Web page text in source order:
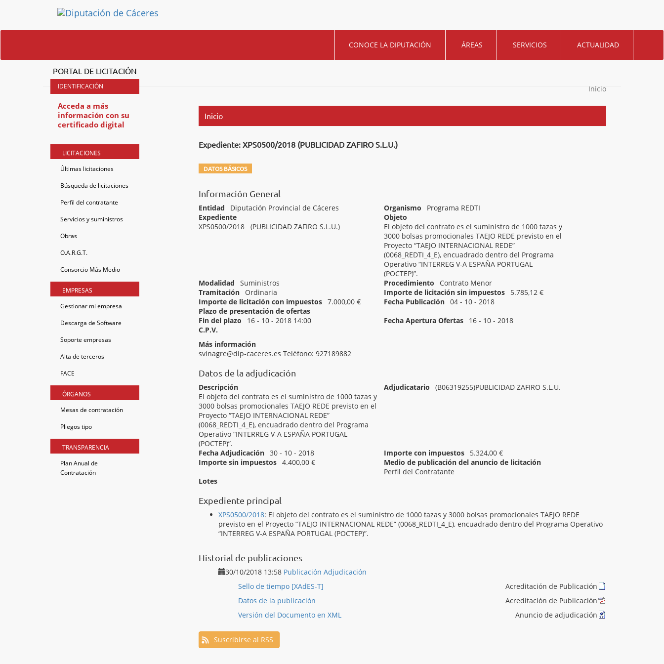
CONOCE LA DIPUTACIÓN ÁREAS SERVICIOS ACTUALIDAD
PORTAL DE LICITACIÓN
Acceda a más
información con su
certificado digital
LICITACIONES
Últimas licitaciones
Búsqueda de licitaciones
Perfil del contratante
Servicios y suministros
Obras
O.A.R.G.T.
Consorcio Más Medio
EMPRESAS
Gestionar mi empresa
Descarga de Software
Soporte empresas
Alta de terceros
FACE
ÓRGANOS
Mesas de contratación
Pliegos tipo
TRANSPARENCIA
Plan Anual de
Contratación
Inicio
Inicio
Expediente: XPS0500/2018 (PUBLICIDAD ZAFIRO S.L.U.)
DATOS BÁSICOS
Información General
Entidad Diputación Provincial de Cáceres Organismo
Programa REDTI
Expediente
XPS0500/2018 (PUBLICIDAD ZAFIRO S.L.U.)
Objeto
El objeto del contrato es el suministro de 1000 tazas y
3000 bolsas promocionales TAEJO REDE previsto en el
Proyecto “TAEJO INTERNACIONAL REDE”
(0068_REDTI_4_E), encuadrado dentro del Programa
Operativo “INTERREG V-A ESPAÑA PORTUGAL
(POCTEP)”.
Modalidad
Suministros Procedimiento
Contrato Menor
Tramitación
Ordinaria Importe de licitación sin impuestos
5.785,12 €
Importe de licitación con impuestos 7.000,00 € Fecha Publicación 04 - 10 - 2018
Plazo de presentación de ofertas
Fin del plazo
16 - 10 - 2018 14:00 Fecha Apertura Ofertas
16 - 10 - 2018
C.P.V.
Más información
svinagre@dip-caceres.es Teléfono: 927189882
Datos de la adjudicación
Descripción
El objeto del contrato es el suministro de 1000 tazas y
3000 bolsas promocionales TAEJO REDE previsto en el
Proyecto “TAEJO INTERNACIONAL REDE”
(0068_REDTI_4_E), encuadrado dentro del Programa
Operativo “INTERREG V-A ESPAÑA PORTUGAL
(POCTEP)”.
Adjudicatario (B06319255)PUBLICIDAD ZAFIRO S.L.U.
Fecha Adjudicación 30 - 10 - 2018 Importe con impuestos
5.324,00 €
Importe sin impuestos 4.400,00 €
Medio de publicación del anuncio de licitación
Perfil del Contratante
Lotes
Expediente principal
XPS0500/2018: El objeto del contrato es el suministro de 1000 tazas y 3000 bolsas promocionales TAEJO REDE
previsto en el Proyecto “TAEJO INTERNACIONAL REDE” (0068_REDTI_4_E), encuadrado dentro del Programa Operativo
“INTERREG V-A ESPAÑA PORTUGAL (POCTEP)”.
Historial de publicaciones
30/10/2018 13:58 Publicación Adjudicación
Acreditación de Publicación
Sello de tiempo [XAdES-T]
Acreditación de Publicación
Datos de la publicación
Anuncio de adjudicación
Versión del Documento en XML
Suscribirse al RSS